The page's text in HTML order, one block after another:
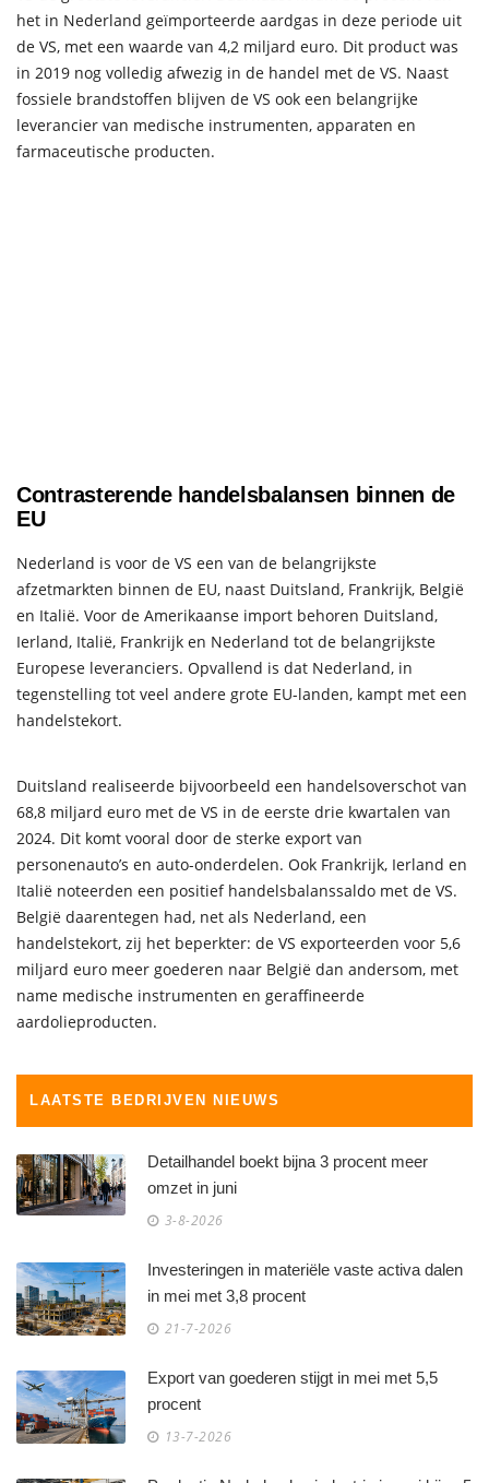
het in Nederland geïmporteerde aardgas in deze periode uit
de VS, met een waarde van 4,2 miljard euro. Dit product was
in 2019 nog volledig afwezig in de handel met de VS. Naast
fossiele brandstoffen blijven de VS ook een belangrijke
leverancier van medische instrumenten, apparaten en
farmaceutische producten.
Contrasterende handelsbalansen binnen de
EU
Nederland is voor de VS een van de belangrijkste
afzetmarkten binnen de EU, naast Duitsland, Frankrijk, België
en Italië. Voor de Amerikaanse import behoren Duitsland,
Ierland, Italië, Frankrijk en Nederland tot de belangrijkste
Europese leveranciers. Opvallend is dat Nederland, in
tegenstelling tot veel andere grote EU-landen, kampt met een
handelstekort.
Duitsland realiseerde bijvoorbeeld een handelsoverschot van
68,8 miljard euro met de VS in de eerste drie kwartalen van
2024. Dit komt vooral door de sterke export van
personenauto’s en auto-onderdelen. Ook Frankrijk, Ierland en
Italië noteerden een positief handelsbalanssaldo met de VS.
België daarentegen had, net als Nederland, een
handelstekort, zij het beperkter: de VS exporteerden voor 5,6
miljard euro meer goederen naar België dan andersom, met
name medische instrumenten en geraffineerde
aardolieproducten.
LAATSTE BEDRIJVEN NIEUWS
Detailhandel boekt bijna 3 procent meer
omzet in juni
3-8-2026
Investeringen in materiële vaste activa dalen
in mei met 3,8 procent
21-7-2026
Export van goederen stijgt in mei met 5,5
procent
13-7-2026